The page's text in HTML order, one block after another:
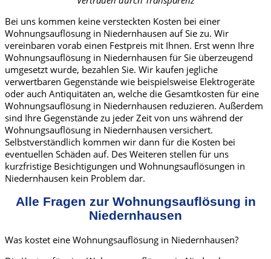
Bei uns kommen keine versteckten Kosten bei einer
Wohnungsauflösung in Niedernhausen auf Sie zu. Wir
vereinbaren vorab einen Festpreis mit Ihnen. Erst wenn Ihre
Wohnungsauflösung in Niedernhausen für Sie überzeugend
umgesetzt wurde, bezahlen Sie. Wir kaufen jegliche
verwertbaren Gegenstände wie beispielsweise Elektrogeräte
oder auch Antiquitäten an, welche die Gesamtkosten für eine
Wohnungsauflösung in Niedernhausen reduzieren. Außerdem
sind Ihre Gegenstände zu jeder Zeit von uns während der
Wohnungsauflösung in Niedernhausen versichert.
Selbstverständlich kommen wir dann für die Kosten bei
eventuellen Schäden auf. Des Weiteren stellen für uns
kurzfristige Besichtigungen und Wohnungsauflösungen in
Niedernhausen kein Problem dar.
Alle Fragen zur Wohnungsauflösung in
Niedernhausen
Was kostet eine Wohnungsauflösung in Niedernhausen?